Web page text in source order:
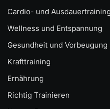
Cardio- und Ausdauertraining
Wellness und Entspannung
Gesundheit und Vorbeugung
Krafttraining
Ernährung
Richtig Trainieren